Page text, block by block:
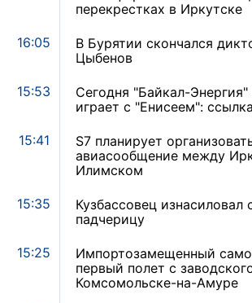
перекрестках в Иркутске
16:05
В Бурятии скончался
Цыбенов
15:53
Сегодня "Байкал-
играет с "Енисеем":
15:41
S7 планирует
авиасообщение между
Илимском
15:35
Кузбассовец
падчерицу
15:25
Импортозамещенный
первый полет с
Комсомольске-на-Амуре